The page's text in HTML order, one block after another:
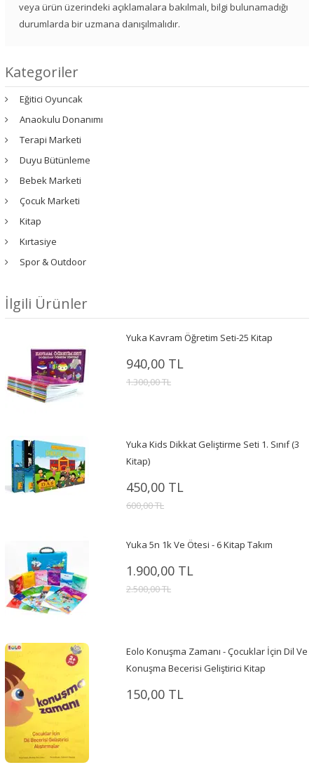
veya ürün üzerindeki açıklamalara bakılmalı, bilgi bulunamadığı
durumlarda bir uzmana danışılmalıdır.
Kategoriler
Eğitici Oyuncak
Anaokulu Donanımı
Terapi Marketi
Duyu Bütünleme
Bebek Marketi
Çocuk Marketi
Kitap
Kırtasiye
Spor & Outdoor
İlgili Ürünler
Yuka Kavram Öğretim Seti-25 Kitap
940,00 TL
1.300,00 TL
Yuka Kids Dikkat Geliştirme Seti 1. Sınıf (3
Kitap)
450,00 TL
600,00 TL
Yuka 5n 1k Ve Ötesi - 6 Kitap Takım
1.900,00 TL
2.500,00 TL
Eolo Konuşma Zamanı - Çocuklar İçin Dil Ve
Konuşma Becerisi Geliştirici Kitap
150,00 TL